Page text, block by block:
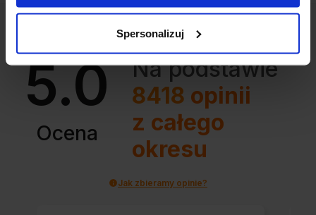
Spersonalizuj
5.0
Ocena
Na podstawie
8418 opinii
z całego
okresu
Jak zbieramy opinie?